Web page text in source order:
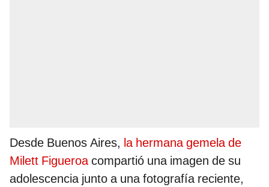
Desde Buenos Aires, la hermana gemela de
Milett Figueroacompartió una imagen de su
adolescencia junto a una fotografía reciente,